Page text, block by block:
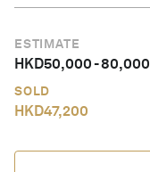
ESTIMATE
HKD50,000-80,000
SOLD
HKD47,200